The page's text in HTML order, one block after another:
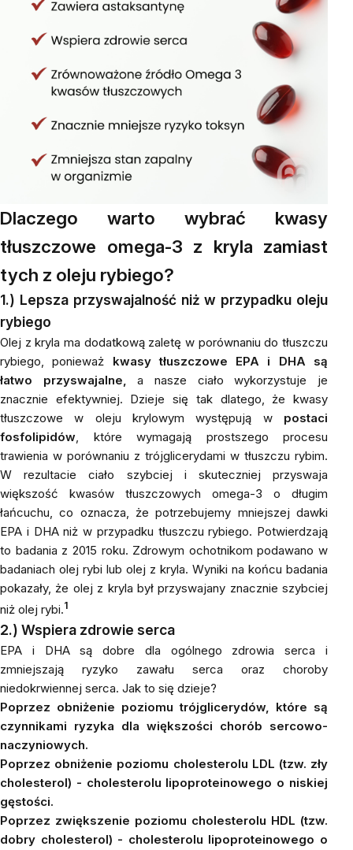
Dlaczego warto wybrać kwasy
tłuszczowe omega-3 z kryla zamiast
tych z oleju rybiego?
1.) Lepsza przyswajalność niż w przypadku oleju
rybiego
Olej z kryla ma dodatkową zaletę w porównaniu do tłuszczu
rybiego, ponieważ kwasy tłuszczowe EPA i DHA są
łatwo przyswajalne, a nasze ciało wykorzystuje je
znacznie efektywniej. Dzieje się tak dlatego, że kwasy
tłuszczowe w oleju krylowym występują wpostaci
fosfolipidów, które wymagają prostszego procesu
trawienia w porównaniu z trójglicerydami w tłuszczu rybim.
W rezultacie ciało szybciej i skuteczniej przyswaja
większość kwasów tłuszczowych omega-3 o długim
łańcuchu, co oznacza, że potrzebujemy mniejszej dawki
EPA i DHA niż w przypadku tłuszczu rybiego. Potwierdzają
to badania z 2015 roku. Zdrowym ochotnikom podawano w
badaniach olej rybi lub olej z kryla. Wyniki na końcu badania
pokazały, że olej z kryla był przyswajany znacznie szybciej
niż olej rybi.1
2.) Wspiera zdrowie serca
EPA i DHA są dobre dla ogólnego zdrowia serca i
zmniejszają ryzyko zawału serca oraz choroby
niedokrwiennej serca. Jak to się dzieje?
Poprzez obniżenie poziomu trójglicerydów, które są
czynnikami ryzyka dla większości chorób sercowo-
naczyniowych.
Poprzez obniżenie poziomu cholesterolu LDL (tzw. zły
cholesterol) - cholesterolu lipoproteinowego o niskiej
gęstości.
Poprzez zwiększenie poziomu cholesterolu HDL (tzw.
dobry cholesterol) - cholesterolu lipoproteinowego o